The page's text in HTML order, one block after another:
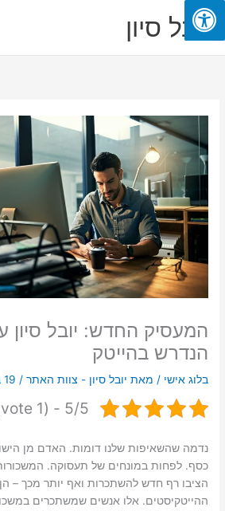
דילוג
לתוכןיובל סיון
המעסיק החדש: יובל סיון על
הנדרש בהייטק
בלוג אישי / מאת יובל סיון - צוות האתר/ 19 באוקטובר 2022
5/5 - (1 vote)
נדמה שהשאיפות שלנו דומות. האדם מן
כסף. לפחות במונחים של תעסוקה.
הציבו רף חדש להשתכרות ואף יותר מכך –
ההייטקיסטים. אלו אנשים שמשתכרים